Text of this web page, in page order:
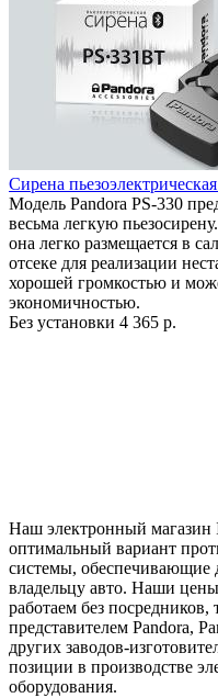
Сирена
Модель Pandora PS-330
весьма легкую
она легко размещается в
отсеке для реализации
хорошей громкостью и
экономичностью.
Без установки 4 365 р.
Наш электронный магазин
оптимальный вариант
системы, обеспечивающие
владельцу авто. Наши
работаем без
представителем Pandora,
других заводов-
позиции в производстве
оборудования.